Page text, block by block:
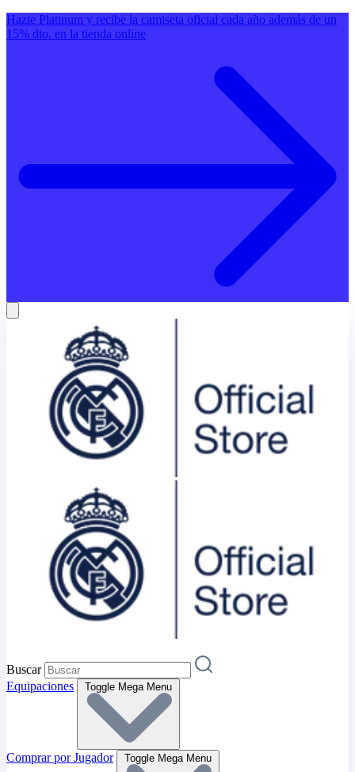
Hazte Platinum y recibe la camiseta oficial cada año además de un
15% dto. en la tienda online
Buscar
Equipaciones
Toggle Mega Menu
Comprar por Jugador Toggle Mega Menu